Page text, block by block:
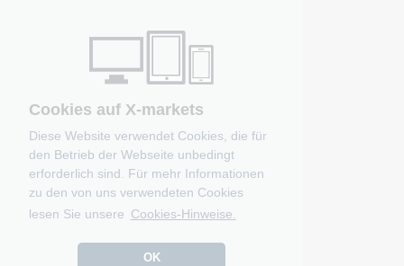
Cookies auf X-markets
Diese Website verwendet Cookies, die für
den Betrieb der Webseite unbedingt
erforderlich sind. Für mehr Informationen
zu den von uns verwendeten Cookies
lesen Sie unsere Cookies-Hinweise.
OK